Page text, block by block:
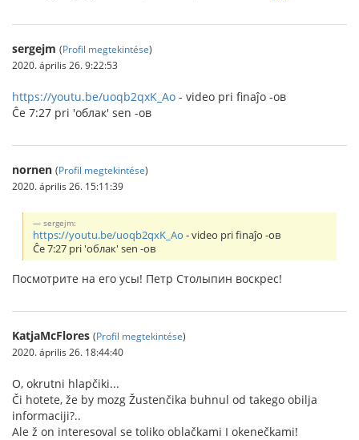
sergejm (Profil megtekintése)
2020. április 26. 9:22:53
https://youtu.be/uoqb2qxK_Ao - video pri finaĵo -ов
Ĉe 7:27 pri 'облак' sen -ов
nornen (Profil megtekintése)
2020. április 26. 15:11:39
sergejm:
https://youtu.be/uoqb2qxK_Ao - video pri finaĵo -ов
Ĉe 7:27 pri 'облак' sen -ов
Посмотрите на его усы! Петр Столыпин воскрес!
KatjaMcFlores (Profil megtekintése)
2020. április 26. 18:44:40
O, okrutni hlapčiki...
Či hotete, že by mozg Žustenčika buhnul od takego obilja
informaciji?..
Ale ž on interesoval se toliko oblačkami I okenečkami!